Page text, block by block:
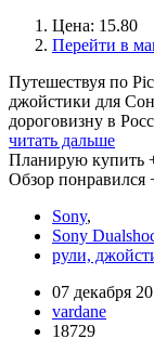
Цена: 15.80
Перейти в
Путешествуя по
джойстики для
дороговизну в
читать дальше
Планирую купить
Обзор понравился
Sony,
Sony
рули,
07 декабря
vardane
18729